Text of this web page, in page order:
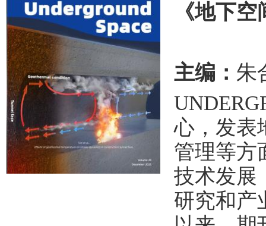
《地下
主编： 朱
心，发表
管理等方
技术发展
研究和产